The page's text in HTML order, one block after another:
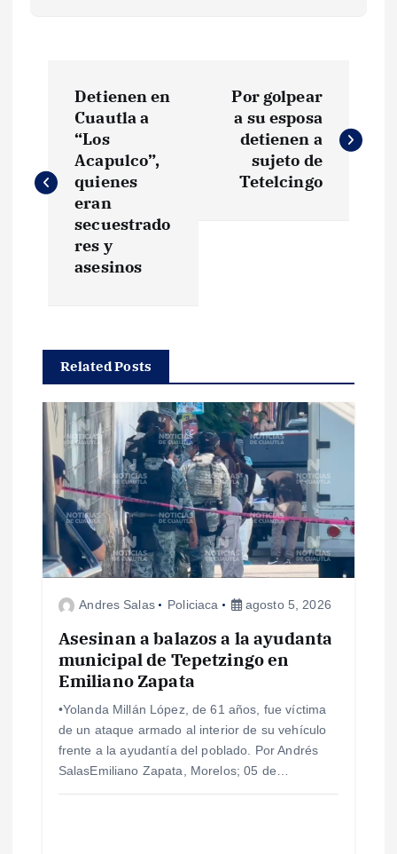
v
c
ó
n
d
e
Detienen en
Cuautla a
“Los
Acapulco”,
quienes
eran
secuestrado
res y
asesinos
Por golpear
a su esposa
detienen a
sujeto de
Tetelcingo
Related Posts
Andres Salas Policiaca agosto 5, 2026
Asesinan a balazos a la ayudanta
municipal de Tepetzingo en
Emiliano Zapata
•Yolanda Millán López, de 61 años, fue víctima
de un ataque armado al interior de su vehículo
frente a la ayudantía del poblado. Por Andrés
SalasEmiliano Zapata, Morelos; 05 de…